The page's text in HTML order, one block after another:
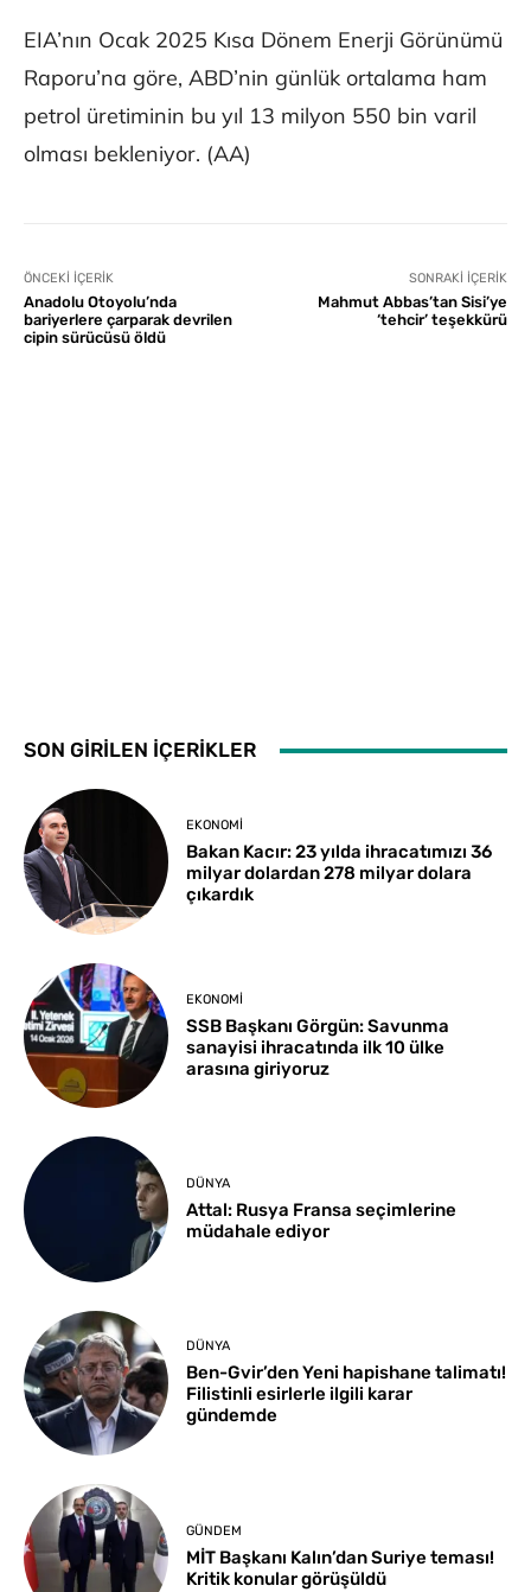
EIA’nın Ocak 2025 Kısa Dönem Enerji Görünümü
Raporu’na göre, ABD’nin günlük ortalama ham
petrol üretiminin bu yıl 13 milyon 550 bin varil
olması bekleniyor. (AA)
ÖNCEKI İÇERIK
Anadolu Otoyolu’nda
bariyerlere çarparak devrilen
cipin sürücüsü öldü
SONRAKI İÇERIK
Mahmut Abbas’tan Sisi’ye
‘tehcir’ teşekkürü
SON GİRİLEN İÇERİKLER
EKONOMI
Bakan Kacır: 23 yılda ihracatımızı 36
milyar dolardan 278 milyar dolara
çıkardık
EKONOMI
SSB Başkanı Görgün: Savunma
sanayisi ihracatında ilk 10 ülke
arasına giriyoruz
DÜNYA
Attal: Rusya Fransa seçimlerine
müdahale ediyor
DÜNYA
Ben-Gvir’den Yeni hapishane talimatı!
Filistinli esirlerle ilgili karar
gündemde
GÜNDEM
MİT Başkanı Kalın’dan Suriye teması!
Kritik konular görüşüldü